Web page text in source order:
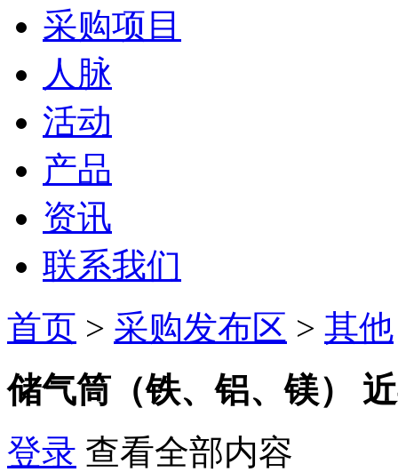
采购项目
人脉
活动
产品
资讯
联系我们
首页 > 采购发布区 > 其他
储气筒（铁、铝、镁）
登录 查看全部内容